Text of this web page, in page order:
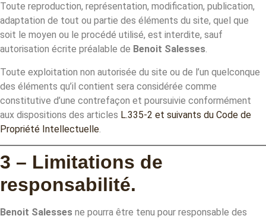
Toute reproduction, représentation, modification, publication,
adaptation de tout ou partie des éléments du site, quel que
soit le moyen ou le procédé utilisé, est interdite, sauf
autorisation écrite préalable de Benoit Salesses.
Toute exploitation non autorisée du site ou de l’un quelconque
des éléments qu’il contient sera considérée comme
constitutive d’une contrefaçon et poursuivie conformément
aux dispositions des articles L.335-2 et suivants du Code de
Propriété Intellectuelle
3 – Limitations de
responsabilité.
Benoit Salesses ne pourra être tenu pour responsable des